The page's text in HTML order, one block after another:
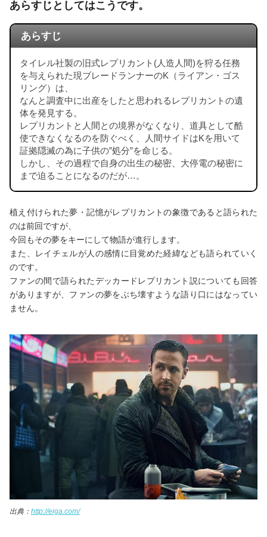
あらすじとしてはこうです。
あらすじ
タイレル社製の旧式レプリカント(人造人間)を狩る任務
を与えられた現ブレードランナーのK（ライアン・ゴス
リング）は、
なんと調査中に出産をしたと思われるレプリカントの遺
体を発見する。
レプリカントと人間との境界がなくなり、道具として酷
使できなくなるのを防ぐべく、人間サイドはKを用いて
証拠隠滅の為に子供の”処分”を命じる。
しかし、その過程で自身の出生の秘密、大停電の秘密に
まで迫ることになるのだが…。
植え付けられた夢・記憶がレプリカントの象徴であると語られた
のは前回ですが、
今回もその夢をキーにして物語が進行します。
また、レイチェルが人の感情に目覚めた経緯なども語られていく
のです。
ファンの間で語られたデッカードレプリカント説についても回答
がありますが、ファンの夢をぶち壊すような語り口にはなってい
ません。
出典： http://eiga.com/